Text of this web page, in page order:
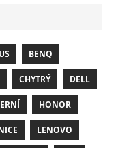
BENQ
CHYTRÝ DELL
HONOR
LENOVO